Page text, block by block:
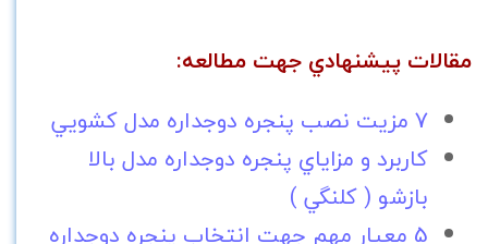
مقالات پيشنهادي جهت مطالعه:
7 مزیت نصب پنجره دوجداره مدل كشويي
كاربرد و مزاياي پنجره دوجداره مدل بالا
بازشو ( كلنگي )
5 معيار مهم جهت انتخاب پنجره دوجداره